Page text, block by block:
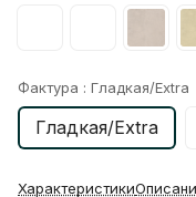
Фактура : Гладкая/Extra
Гладкая/Extra
Характеристики